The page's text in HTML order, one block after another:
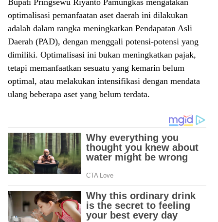
Bupati Pringsewu Riyanto Pamungkas mengatakan
optimalisasi pemanfaatan aset daerah ini dilakukan
adalah dalam rangka meningkatkan Pendapatan Asli
Daerah (PAD), dengan menggali potensi-potensi yang
dimiliki. Optimalisasi ini bukan meningkatkan pajak,
tetapi memanfaatkan sesuatu yang kemarin belum
optimal, atau melakukan intensifikasi dengan mendata
ulang beberapa aset yang belum terdata.